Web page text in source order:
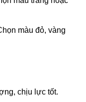
màu đỏ, vàng
chịu lực tốt.